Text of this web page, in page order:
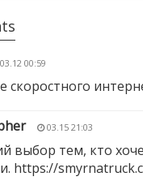
00:59
скоростного
03.15 21:03
выбор тем, кто
https://